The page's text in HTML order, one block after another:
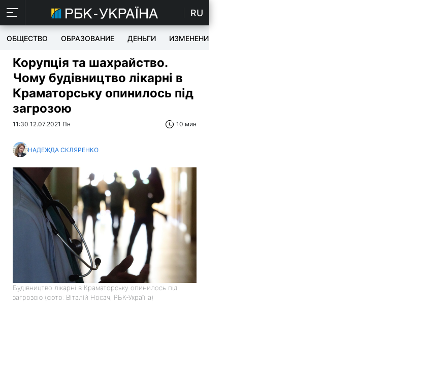
RU
ОБЩЕСТВО ОБРАЗОВАНИЕ ДЕНЬГИ ИЗМЕНЕНИЯ
Корупція та шахрайство.
Чому будівництво лікарні в
Краматорську опинилось під
загрозою
11:30 12.07.2021 Пн 10 мин
НАДЕЖДА СКЛЯРЕНКО
Будівництво лікарні в Краматорську опинилось під
загрозою (фото: Віталій Носач, РБК-Україна)